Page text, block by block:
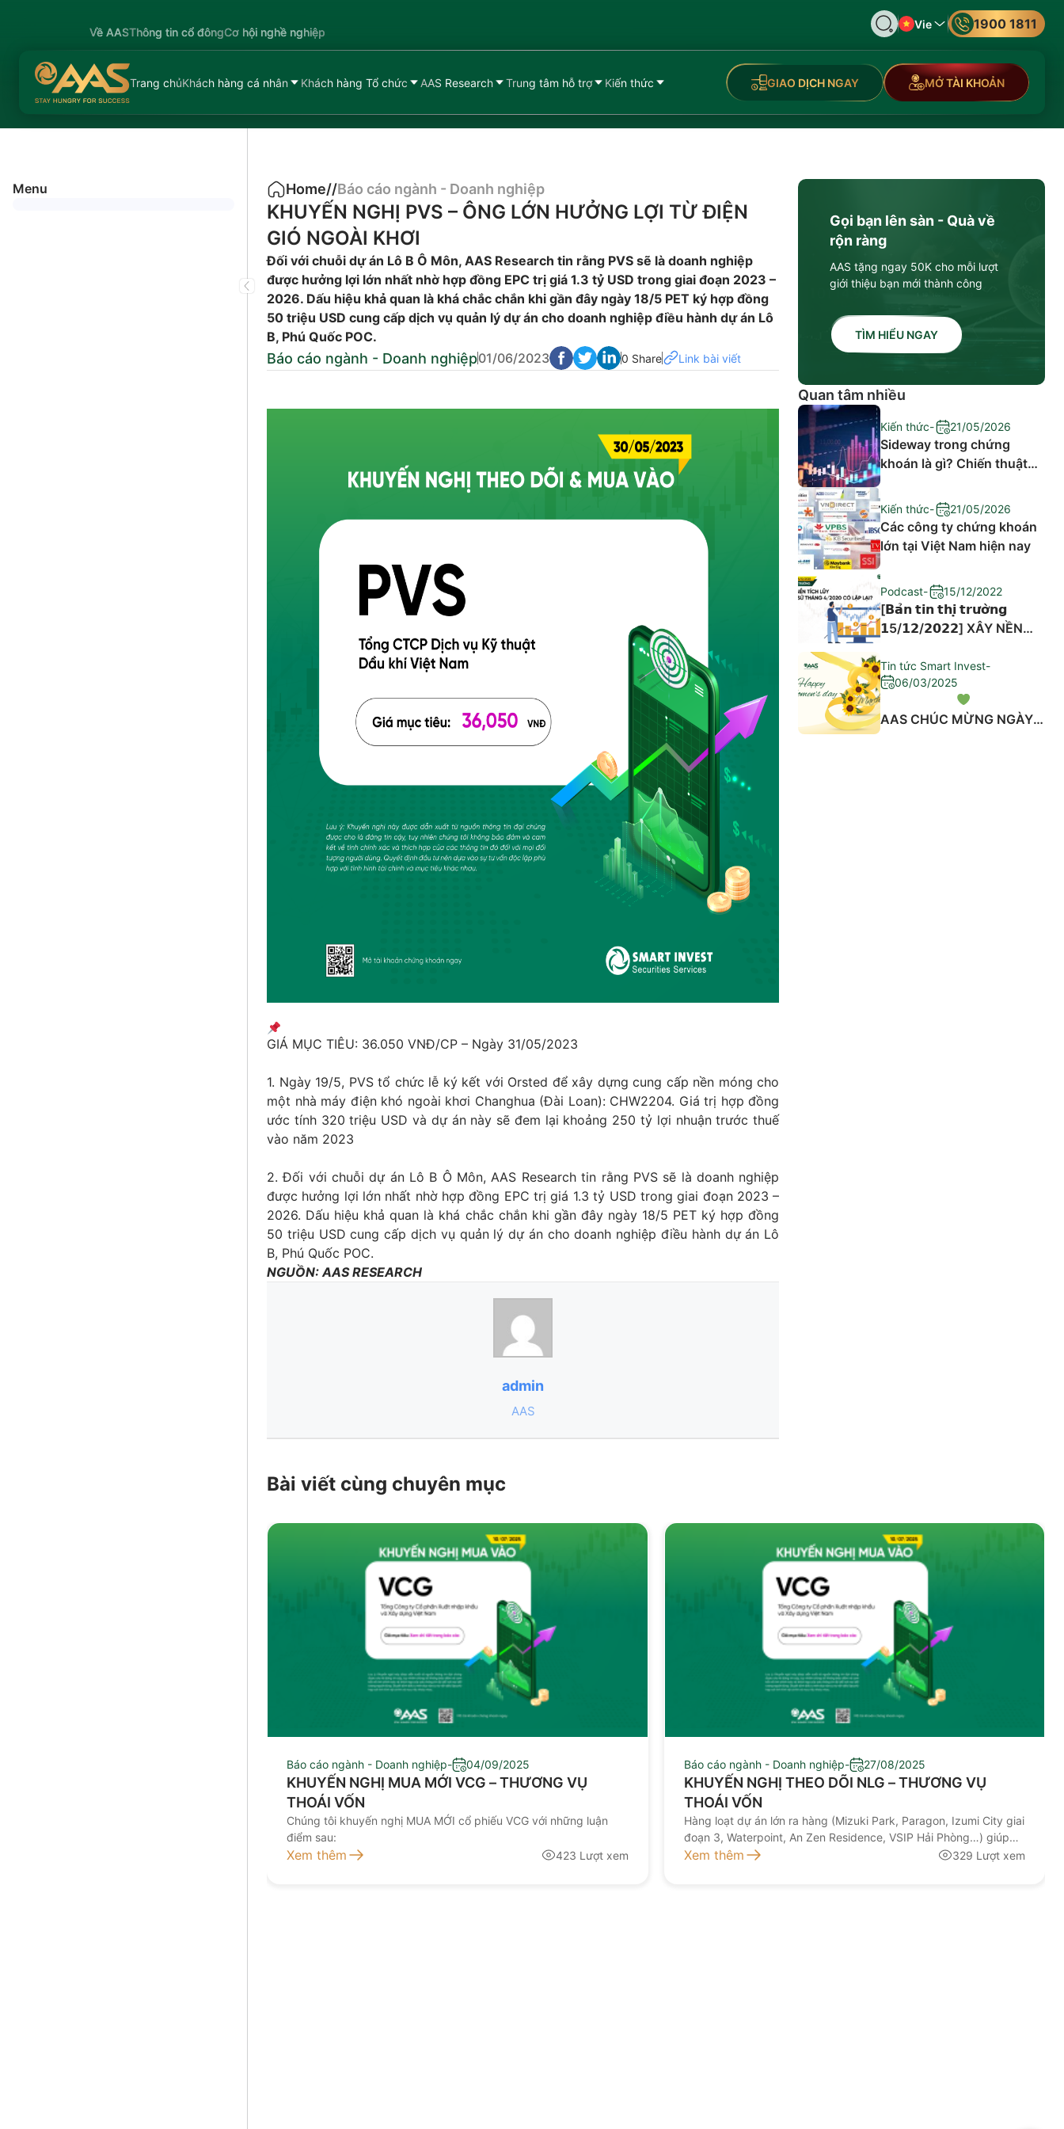
Về AASThông tin cổ đôngCơ hội nghề nghiệp
Vie 1900 1811
Trang chủKhách hàng cá nhân Khách hàng Tổ chức AAS Research Trung tâm hỗ trợ Kiến thức GIAO DỊCH NGAY MỞ TÀI KHOẢN
Menu Home//Báo cáo ngành - Doanh nghiệp
KHUYẾN NGHỊ PVS – ÔNG LỚN HƯỞNG LỢI TỪ ĐIỆN
GIÓ NGOÀI KHƠI
Đối với chuỗi dự án Lô B Ô Môn, AAS Research tin rằng PVS sẽ là doanh nghiệp
được hưởng lợi lớn nhất nhờ hợp đồng EPC trị giá 1.3 tỷ USD trong giai đoạn 2023 –
2026. Dấu hiệu khả quan là khá chắc chắn khi gần đây ngày 18/5 PET ký hợp đồng
50 triệu USD cung cấp dịch vụ quản lý dự án cho doanh nghiệp điều hành dự án Lô
B, Phú Quốc POC.
Báo cáo ngành - Doanh nghiệp01/06/2023 0 Share Link bài viết
GIÁ MỤC TIÊU: 36.050 VNĐ/CP – Ngày 31/05/2023
1. Ngày 19/5, PVS tổ chức lễ ký kết với Orsted để xây dựng cung cấp nền móng cho
một nhà máy điện khó ngoài khơi Changhua (Đài Loan): CHW2204. Giá trị hợp đồng
ước tính 320 triệu USD và dự án này sẽ đem lại khoảng 250 tỷ lợi nhuận trước thuế
vào năm 2023
2. Đối với chuỗi dự án Lô B Ô Môn, AAS Research tin rằng PVS sẽ là doanh nghiệp
được hưởng lợi lớn nhất nhờ hợp đồng EPC trị giá 1.3 tỷ USD trong giai đoạn 2023 –
2026. Dấu hiệu khả quan là khá chắc chắn khi gần đây ngày 18/5 PET ký hợp đồng
50 triệu USD cung cấp dịch vụ quản lý dự án cho doanh nghiệp điều hành dự án Lô
B, Phú Quốc POC.
NGUỒN: AAS RESEARCH
admin
AAS
Gọi bạn lên sàn - Quà về
rộn ràng
AAS tặng ngay 50K cho mỗi lượt
giới thiệu bạn mới thành công
TÌM HIỂU NGAY
Quan tâm nhiều
Kiến thức- 21/05/2026
Sideway trong chứng
khoán là gì? Chiến thuật
Kiến thức- 21/05/2026
Các công ty chứng khoán
lớn tại Việt Nam hiện nay
Podcast- 15/12/2022
[𝗕𝗮̉𝗻 𝘁𝗶𝗻 𝘁𝗵𝗶̣ 𝘁𝗿𝘂̛𝗼̛̀𝗻𝗴
𝟭5/𝟭𝟮/𝟮𝟬𝟮𝟮] XÂY NỀN
THÁNG 4/2020 CÓ LẶP
LẠI?
Tin tức Smart Invest-
06/03/2025
AAS CHÚC MỪNG NGÀY
Bài viết cùng chuyên mục
Báo cáo ngành - Doanh nghiệp- 04/09/2025
KHUYẾN NGHỊ MUA MỚI VCG – THƯƠNG VỤ
THOÁI VỐN
Chúng tôi khuyến nghị MUA MỚI cổ phiếu VCG với những luận
điểm sau:
Xem thêm 423 Lượt xem
Báo cáo ngành - Doanh nghiệp- 27/08/2025
KHUYẾN NGHỊ THEO DÕI NLG – THƯƠNG VỤ
THOÁI VỐN
Hàng loạt dự án lớn ra hàng (Mizuki Park, Paragon, Izumi City giai
đoạn 3, Waterpoint, An Zen Residence, VSIP Hải Phòng…) giúp
doanh thu chờ ghi nhận tăng mạnh.
Xem thêm 329 Lượt xem